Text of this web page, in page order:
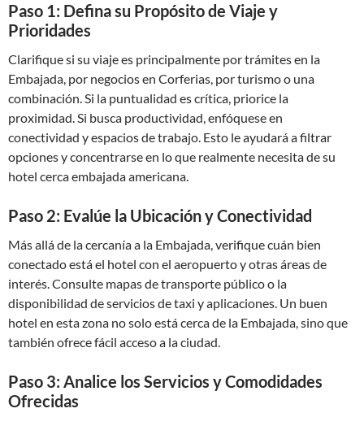
Paso 1: Defina su Propósito de Viaje y
Prioridades
Clarifique si su viaje es principalmente por trámites en la
Embajada, por negocios en Corferias, por turismo o una
combinación. Si la puntualidad es crítica, priorice la
proximidad. Si busca productividad, enfóquese en
conectividad y espacios de trabajo. Esto le ayudará a filtrar
opciones y concentrarse en lo que realmente necesita de su
hotel cerca embajada americana.
Paso 2: Evalúe la Ubicación y Conectividad
Más allá de la cercanía a la Embajada, verifique cuán bien
conectado está el hotel con el aeropuerto y otras áreas de
interés. Consulte mapas de transporte público o la
disponibilidad de servicios de taxi y aplicaciones. Un buen
hotel en esta zona no solo está cerca de la Embajada, sino que
también ofrece fácil acceso a la ciudad.
Paso 3: Analice los Servicios y Comodidades
Ofrecidas